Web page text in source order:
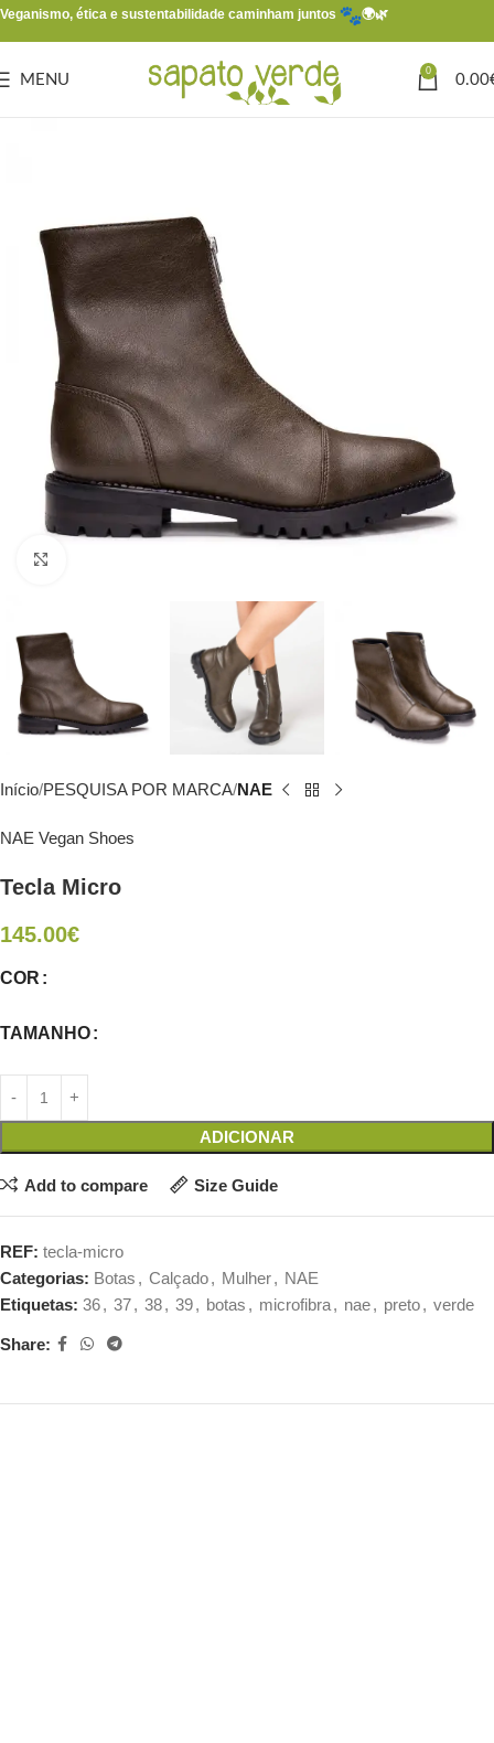
Veganismo, ética e sustentabilidade caminham juntos 🌍🌿
MENU
0
0.00
Início PESQUISA POR MARCA NAE
NAE Vegan Shoes
Tecla Micro
145.00€
COR
TAMANHO
ADICIONAR
Add to compare Size Guide
REF: tecla-micro
Categorias: Botas , Calçado, Mulher, NAE
Etiquetas: 36, 37, 38, 39, botas , microfibra, nae, preto, verde
Share: